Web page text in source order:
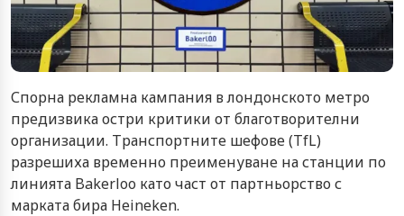
Спорна рекламна кампания в лондонското метро
предизвика остри критики от благотворителни
организации. Транспортните шефове (TfL)
разрешиха временно преименуване на станции по
линията Bakerloo като част от партньорство с
марката бира Heineken.